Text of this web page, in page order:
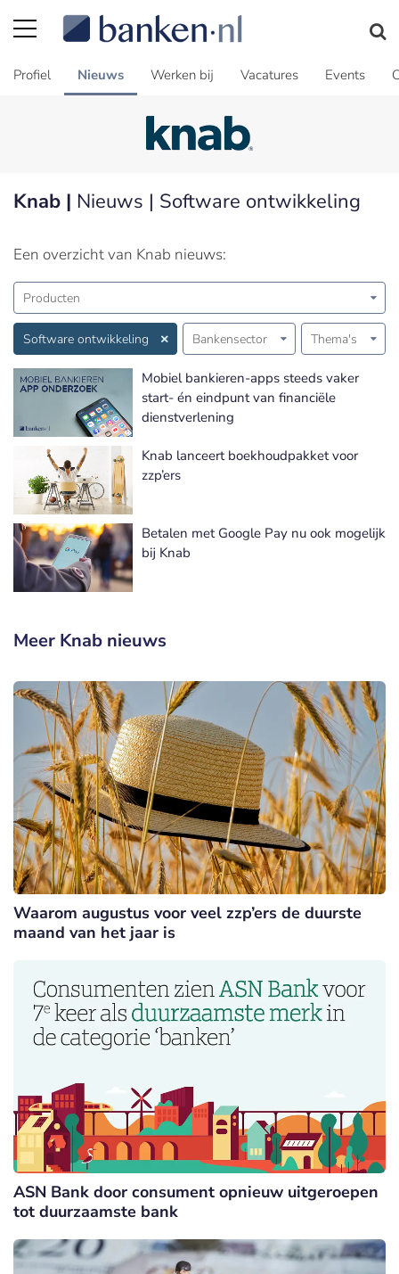
Profiel Nieuws Werken bij Vacatures Events
Knab | Nieuws | Software ontwikkeling
Een overzicht van Knab nieuws:
Producten
Software ontwikkeling Bankensector Thema's
Mobiel bankieren-apps steeds vaker
start- én eindpunt van financiële
dienstverlening
Knab lanceert boekhoudpakket voor
zzp’ers
Betalen met Google Pay nu ook mogelijk
bij Knab
Meer Knab nieuws
Waarom augustus voor veel zzp’ers de duurste
maand van het jaar is
ASN Bank door consument opnieuw uitgeroepen
tot duurzaamste bank